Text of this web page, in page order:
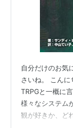
自分だけのお気
さいね。 こんに
TRPGと一概に
様々なシステム
観が好きか、ど